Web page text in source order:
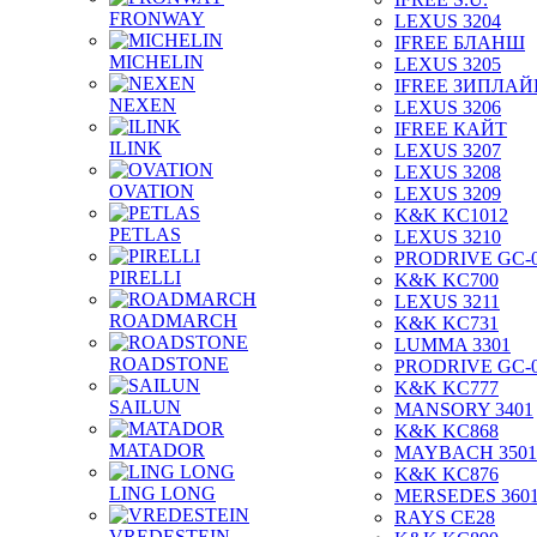
FRONWAY
MICHELIN
NEXEN
ILINK
OVATION
PETLAS
PIRELLI
ROADMARCH
ROADSTONE
SAILUN
MATADOR
LING LONG
LEXUS 3204
IFREE БЛАНШ
LEXUS 3205
IFREE
LEXUS 3206
IFREE КАЙТ
LEXUS 3207
LEXUS 3208
LEXUS 3209
K&K KC1012
LEXUS 3210
PRODRIVE GC-
K&K KC700
LEXUS 3211
K&K KC731
LUMMA 3301
PRODRIVE GC-
K&K KC777
MANSORY 3401
K&K KC868
MAYBACH 3501
K&K KC876
MERSEDES 3601
RAYS CE28